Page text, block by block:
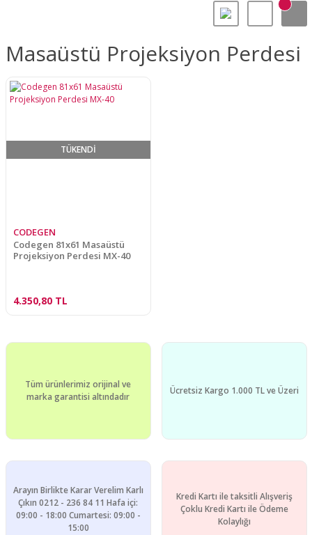
Masaüstü Projeksiyon Perdesi
TÜKENDİ
CODEGEN
Codegen 81x61 Masaüstü
Projeksiyon Perdesi MX-40
4.350,80 TL
Tüm ürünlerimiz orijinal ve
marka garantisi altındadır
Ücretsiz Kargo 1.000 TL ve Üzeri
Arayın Birlikte Karar Verelim Karlı
Çıkın 0212 - 236 84 11 Hafa içi:
09:00 - 18:00 Cumartesi: 09:00 -
15:00
Kredi Kartı ile taksitli Alışveriş
Çoklu Kredi Kartı ile Ödeme
Kolaylığı